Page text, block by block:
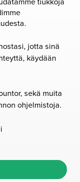
jotta sinä
käydään
sekä muita
ohjelmistoja.